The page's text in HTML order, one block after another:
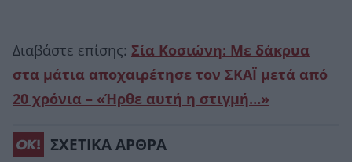
Διαβάστε επίσης: Σία Κοσιώνη: Με δάκρυα
στα μάτια αποχαιρέτησε τον ΣΚΑΪ μετά από
20 χρόνια – «Ήρθε αυτή η στιγμή…»
ΣΧΕΤΙΚΑ ΑΡΘΡΑ